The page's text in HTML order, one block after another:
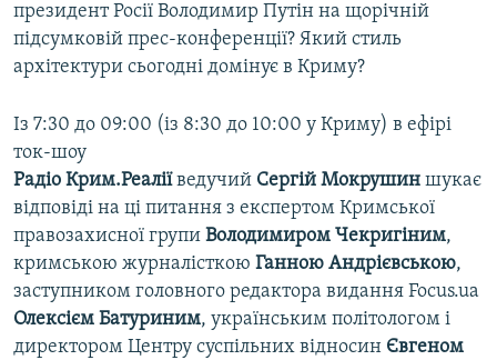
Усі сайти RFE/RL
президент Росії Володимир Путін на щорічній
підсумковій прес-конференції? Який стиль
архітектури сьогодні домінує в Криму?
Із 7:30 до 09:00 (із 8:30 до 10:00 у Криму) в ефірі
ток-шоу
Радіо Крим.Реаліїведучий Сергій Мокрушин шукає
відповіді на ці питання з експертом Кримської
правозахисної групи Володимиром Чекригіним,
кримською журналісткою Ганною Андрієвською,
заступником головного редактора видання Focus.ua
Олексієм Батуриним, українським політологом і
директором Центру суспільних відносин Євгеном